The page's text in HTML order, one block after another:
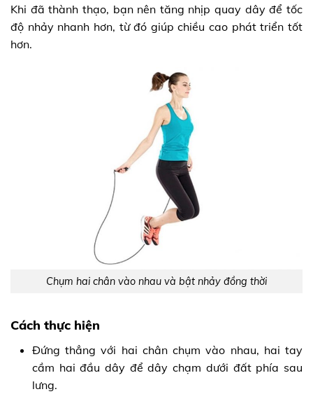
Khi đã thành thạo, bạn nên tăng nhịp quay dây để tốc
độ nhảy nhanh hơn, từ đó giúp chiều cao phát triển tốt
hơn.
Chụm hai chân vào nhau và bật nhảy đồng thời
Cách thực hiện
Đứng thẳng với hai chân chụm vào nhau, hai tay
cầm hai đầu dây để dây chạm dưới đất phía sau
lưng.